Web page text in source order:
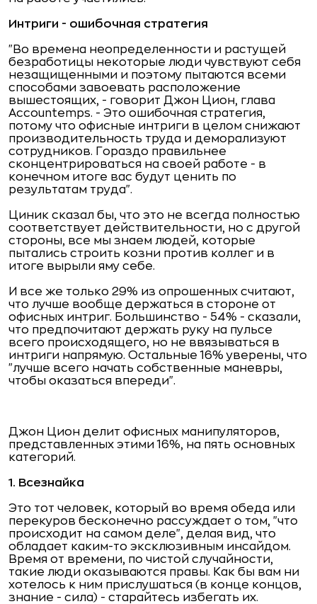
Интриги - ошибочная стратегия
"Во времена неопределенности и растущей
безработицы некоторые люди чувствуют себя
незащищенными и поэтому пытаются всеми
способами завоевать расположение
вышестоящих, - говорит Джон Цион, глава
Accountemps. - Это ошибочная стратегия,
потому что офисные интриги в целом снижают
производительность труда и деморализуют
сотрудников. Гораздо правильнее
сконцентрироваться на своей работе - в
конечном итоге вас будут ценить по
результатам труда".
Циник сказал бы, что это не всегда полностью
соответствует действительности, но с другой
стороны, все мы знаем людей, которые
пытались строить козни против коллег и в
итоге вырыли яму себе.
И все же только 29% из опрошенных считают,
что лучше вообще держаться в стороне от
офисных интриг. Большинство - 54% - сказали,
что предпочитают держать руку на пульсе
всего происходящего, но не ввязываться в
интриги напрямую. Остальные 16% уверены, что
"лучше всего начать собственные маневры,
чтобы оказаться впереди".
Джон Цион делит офисных манипуляторов,
представленных этими 16%, на пять основных
категорий.
1. Всезнайка
Это тот человек, который во время обеда или
перекуров бесконечно рассуждает о том, "что
происходит на самом деле", делая вид, что
обладает каким-то эксклюзивным инсайдом.
Время от времени, по чистой случайности,
такие люди оказываются правы. Как бы вам ни
хотелось к ним прислушаться (в конце концов,
знание - сила) - старайтесь избегать их.